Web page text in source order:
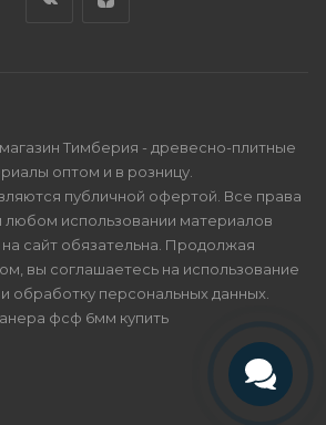
Тимберия - древесно-плитные
оптом и в розницу.
публичной офертой. Все права
использовании материалов
сайт обязательна. Продолжая
вы соглашаетесь на использование
обработку персональных данных
фсф 6мм купить